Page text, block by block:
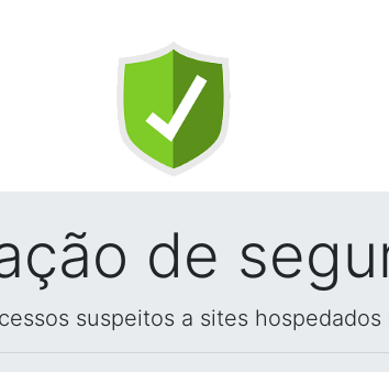
de
suspeitos a sites hospedados